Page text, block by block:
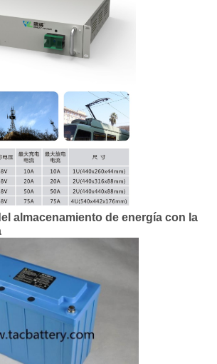
almacenamiento de energía con la